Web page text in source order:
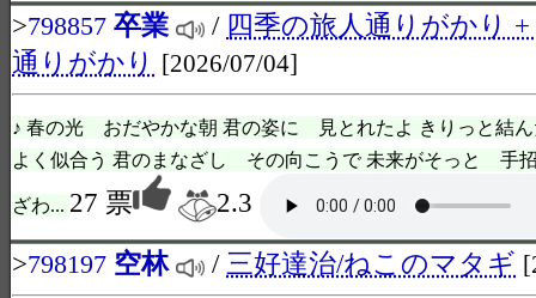
>798857 卒業 / 四季の旅人通りがかり
通りがかり [2026/07/04]
♪ 春の光 おだやかな朝 君の姿に 見とれたよ きりっと
よく似合う 君のまなざし その向こうで 未来がそっと 手
ざわ... 27 票
2.3
>798197 空林 / 三好達治/ねこのマタギ